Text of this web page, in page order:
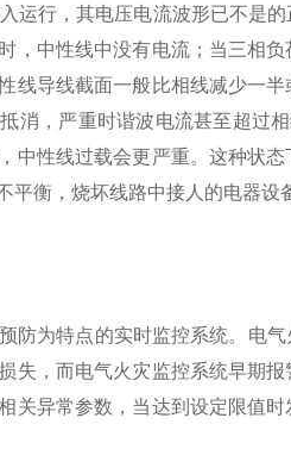
运行，其电压电流波形已不是
，中性线中没有电流；当三相
线导线截面一般比相线减少一
消，严重时谐波电流甚至超过
中性线过载会更严重。这种状
衡，烧坏线路中接人的电器设
为特点的实时监控系统。电气
失，而电气火灾监控系统早期
关异常参数，当达到设定限值